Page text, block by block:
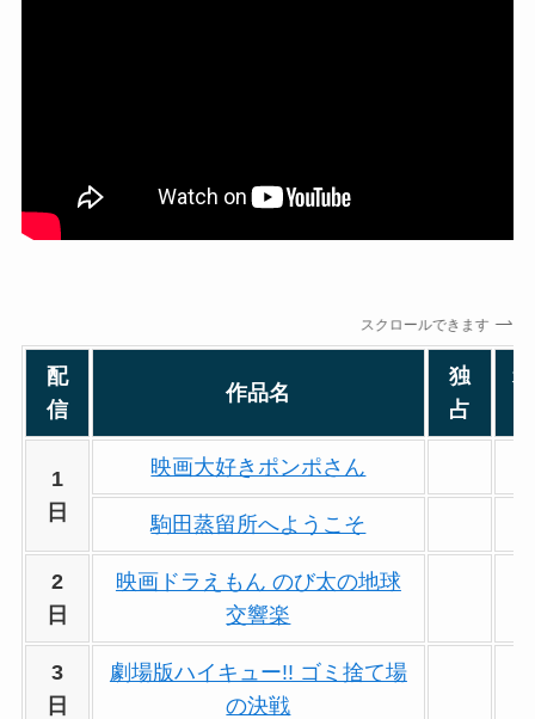
スクロールできます
配
信
作品名
独
占
1
日
映画大好きポンポさん
駒田蒸留所へようこそ
2
日
映画ドラえもん のび太の地球
交響楽
3
日
劇場版ハイキュー!! ゴミ捨て場
の決戦